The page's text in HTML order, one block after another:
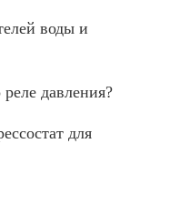
воды и
давления?
для